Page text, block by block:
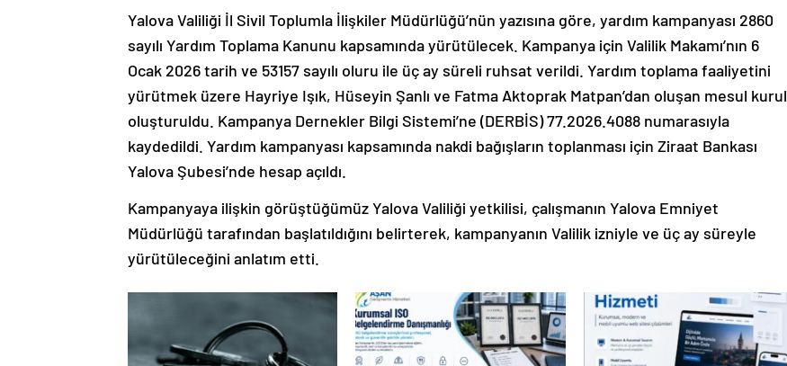
Yalova Valiliği İl Sivil Toplumla İlişkiler Müdürlüğü’nün yazısına göre, yardım kampanyası 2860
sayılı Yardım Toplama Kanunu kapsamında yürütülecek. Kampanya için Valilik Makamı’nın 6
Ocak 2026 tarih ve 53157 sayılı oluru ile üç ay süreli ruhsat verildi. Yardım toplama faaliyetini
yürütmek üzere Hayriye Işık, Hüseyin Şanlı ve Fatma Aktoprak Matpan’dan oluşan mesul kurul
oluşturuldu. Kampanya Dernekler Bilgi Sistemi’ne (DERBİS) 77.2026.4088 numarasıyla
kaydedildi. Yardım kampanyası kapsamında nakdi bağışların toplanması için Ziraat Bankası
Yalova Şubesi’nde hesap açıldı.
Kampanyaya ilişkin görüştüğümüz Yalova Valiliği yetkilisi, çalışmanın Yalova Emniyet
Müdürlüğü tarafından başlatıldığını belirterek, kampanyanın Valilik izniyle ve üç ay süreyle
yürütüleceğini anlatım etti.